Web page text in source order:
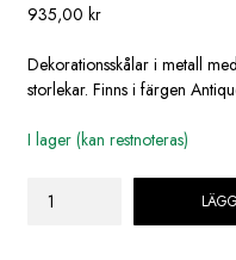
935,00kr
Dekorationsskålar i metall
storlekar. Finns i färgen
I lager (kan restnoteras)
Artwood